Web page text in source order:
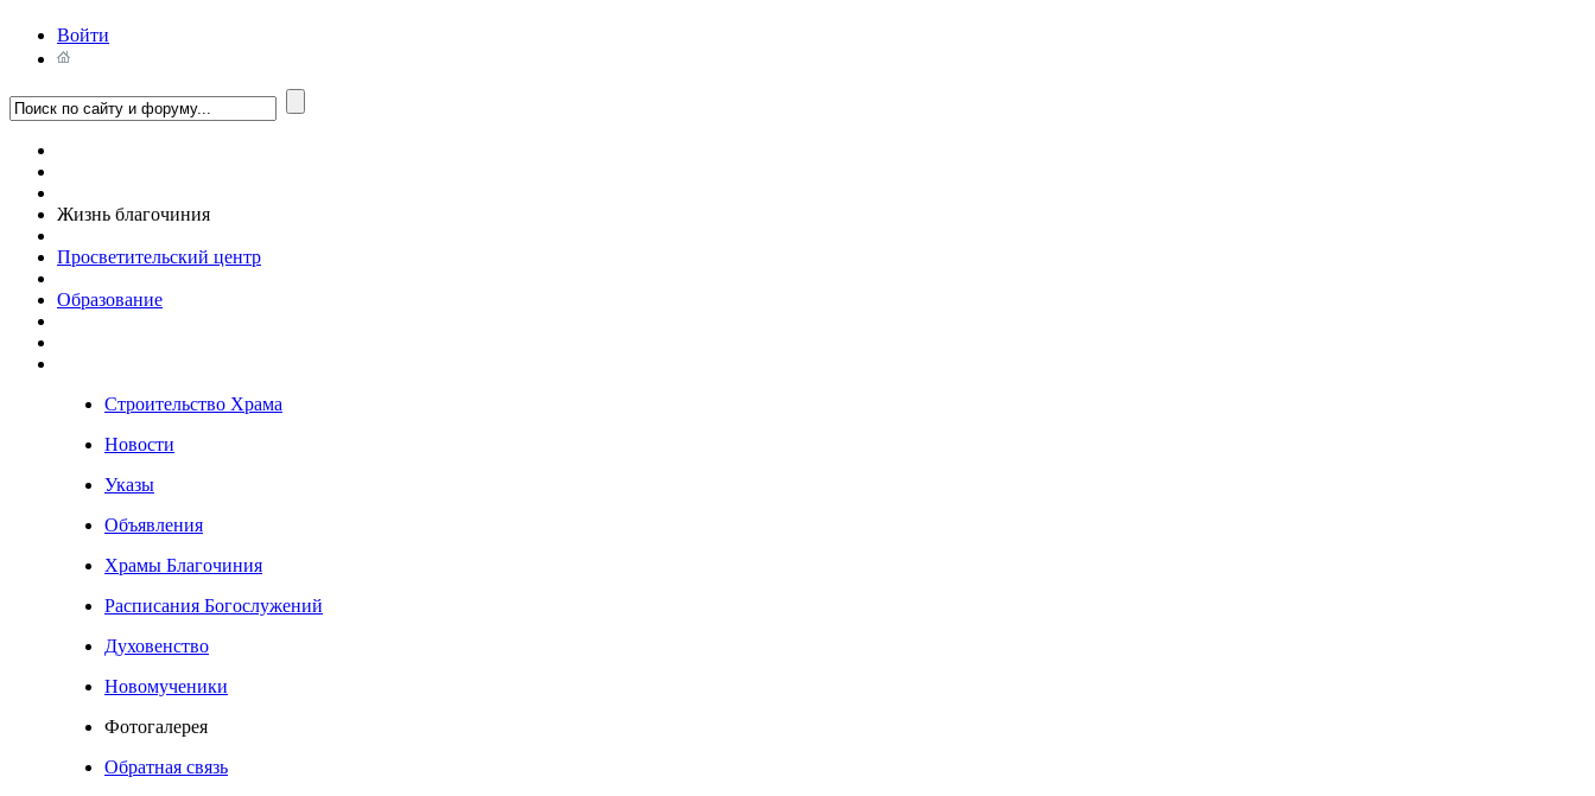
Войти
Жизнь благочиния
Просветительский центр
Образование
Строительство Храма
Новости
Указы
Объявления
Храмы Благочиния
Расписания Богослужений
Духовенство
Новомученики
Фотогалерея
Обратная связь